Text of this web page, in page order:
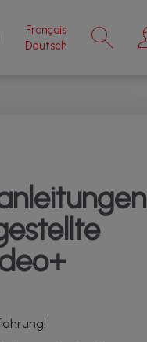
Français
Deutsch
×